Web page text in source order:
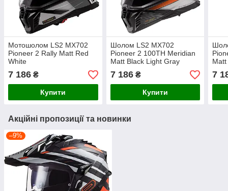
Мотошолом LS2 MX702
Pioneer 2 Rally Matt Red
White
7 186 ₴
Купити
Шолом LS2 MX702
Pioneer 2 100TH Meridian
Matt Black Light Gray
Orange
7 186₴
Купити
7
Акційні пропозиції та новинки
–9%